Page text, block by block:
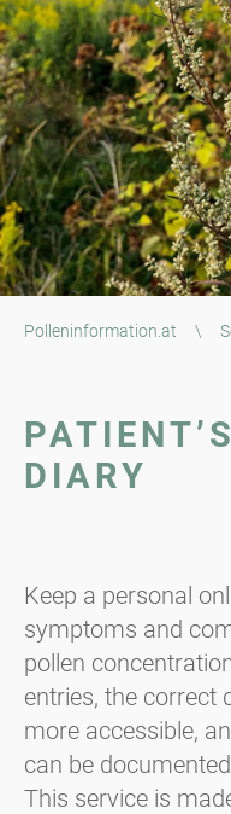
Polleninformation.at \
DIARY
Keep a personal
symptoms and
pollen
entries, the correct
more accessible,
can be
This service is